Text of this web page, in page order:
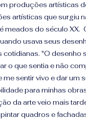
produções artísticas
artísticas que surgiu
meados do século XX.
usava seus
cotidianas. "O desenho
o que sentia e não
me sentir vivo e dar um
para minhas
da arte veio mais
quadros e